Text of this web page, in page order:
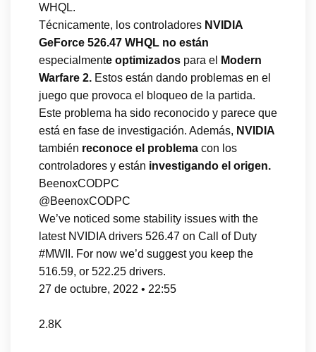
WHQL.
Técnicamente, los controladores NVIDIA
GeForce 526.47 WHQL no están
especialmente optimizados para el
Modern
Warfare 2. Estos están dando problemas en el
juego que provoca el bloqueo de la partida.
Este problema ha sido reconocido y parece que
está en fase de investigación. Además, NVIDIA
también reconoce el problema con los
controladores y están investigando el origen.
BeenoxCODPC
@BeenoxCODPC
We’ve noticed some stability issues with the
latest NVIDIA drivers 526.47 on Call of Duty
#MWII. For now we’d suggest you keep the
516.59, or 522.25 drivers.
27 de octubre, 2022 • 22:55
2.8K